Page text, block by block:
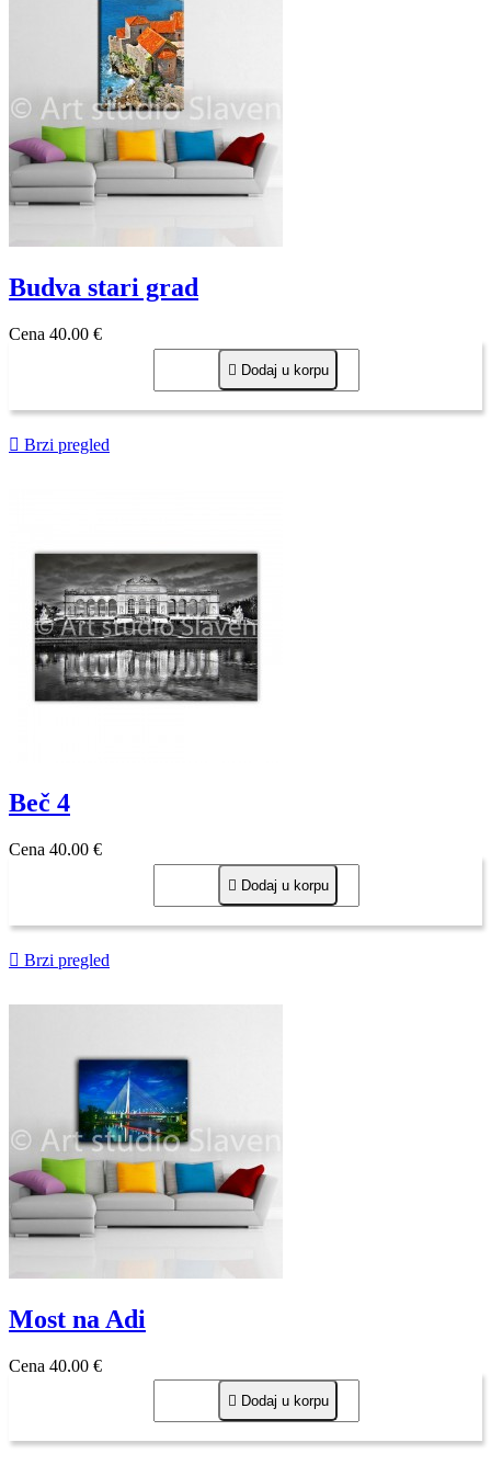
Budva stari grad
Cena 40,00 €
 Dodaj u korpu
 Brzi pregled
Beč 4
Cena 40,00 €
 Dodaj u korpu
 Brzi pregled
Most na Adi
Cena 40,00 €
 Dodaj u korpu